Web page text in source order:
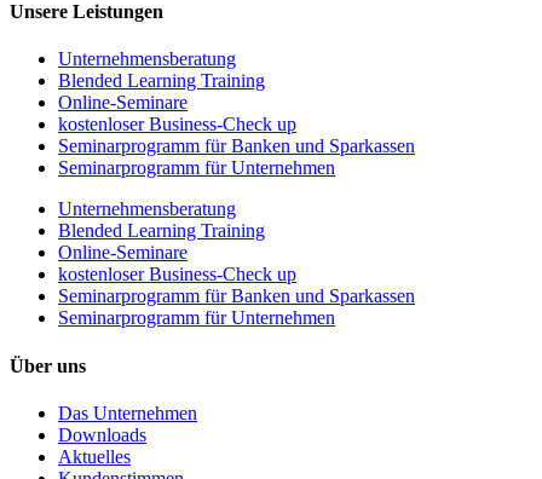
Unsere Leistungen
Unternehmens­beratung
Blended Learning Training
Online-Seminare
kostenloser Business-Check up
Seminarprogramm für Banken und Sparkassen
Seminarprogramm für Unternehmen
Unternehmens­beratung
Blended Learning Training
Online-Seminare
kostenloser Business-Check up
Seminarprogramm für Banken und Sparkassen
Seminarprogramm für Unternehmen
Über uns
Das Unternehmen
Downloads
Aktuelles